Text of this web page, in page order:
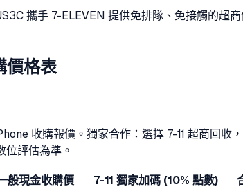
攜手 7-ELEVEN 提供免排隊、免接觸的超
價格表
收購報價。獨家合作：選擇 7-11 超商回收
位評估為準。
般現金收購價 7-11 獨家加碼 (10% 點數)